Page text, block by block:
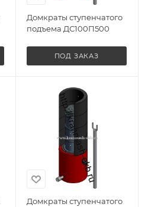
Домкраты ступенчатого
подъема ДС100П500
ПОД ЗАКАЗ
Домкраты ступенчатого